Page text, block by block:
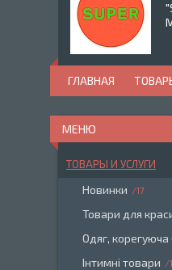
ГЛАВНАЯ
ТОВАРЫ И УСЛУГИ
Новинки 17
Товари для
Одяг, корегуюча
Інтимні товари